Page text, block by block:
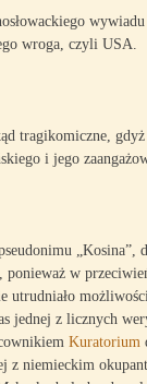
wroga, czyli USA.
tragikomiczne,
i jego
„Kosina”,
w
utrudniało
jednej z licznych
Kuratorium
niemieckim